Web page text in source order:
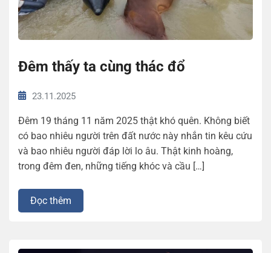
Đêm thấy ta cùng thác đổ
23.11.2025
Đêm 19 tháng 11 năm 2025 thật khó quên. Không biết
có bao nhiêu người trên đất nước này nhắn tin kêu cứu
và bao nhiêu người đáp lời lo âu. Thật kinh hoàng,
trong đêm đen, những tiếng khóc và cầu […]
Đọc thêm